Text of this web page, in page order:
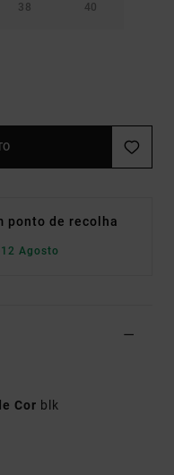
38 40
ponto de recolha
12 Agosto
Cor blk